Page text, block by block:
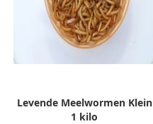
Levende Meelwormen Klein
1 kilo